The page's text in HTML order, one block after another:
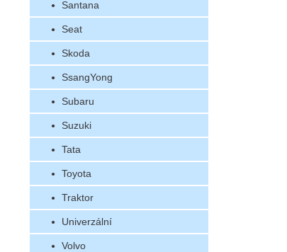
Santana
Seat
Skoda
SsangYong
Subaru
Suzuki
Tata
Toyota
Traktor
Univerzální
Volvo